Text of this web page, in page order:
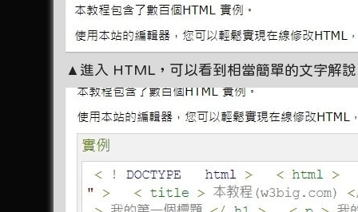
▲進入 HTML，可以看到相當簡單的文字解